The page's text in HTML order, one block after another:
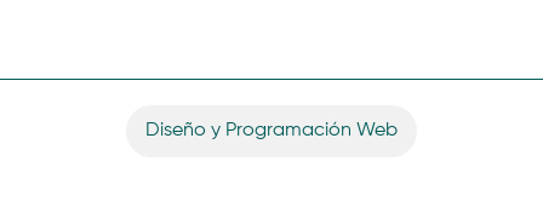
Diseño y Programación Web